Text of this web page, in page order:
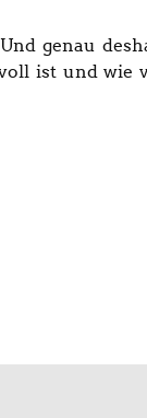
genau
ist und wie